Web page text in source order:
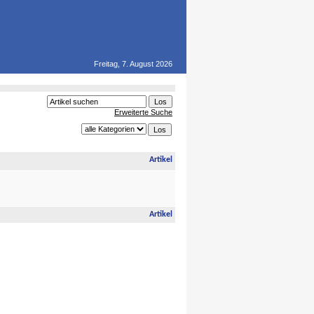
Freitag, 7. August 2026
Erweiterte Suche
Artikel
Artikel